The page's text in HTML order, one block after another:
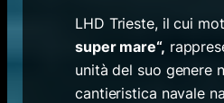
LHD Trieste, il cui
super mare“,
unità del suo genere
cantieristica navale